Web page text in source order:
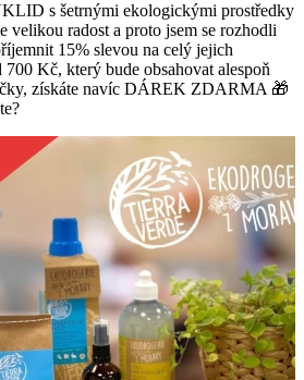
s šetrnými ekologickými prostředky
velikou radost a proto jsem se rozhodli
15% slevou na celý jejich
Kč, který bude obsahovat alespoň
získáte navíc DÁREK ZDARMA 🎁